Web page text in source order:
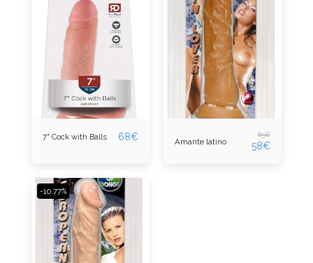
7" Cock with Balls 68€ Amante latino
65€
58€
-10.77%